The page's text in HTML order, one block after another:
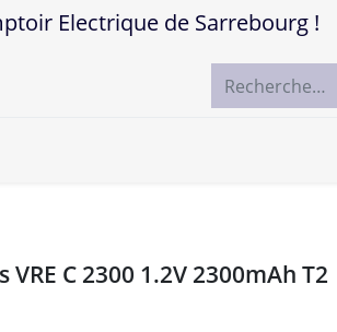
Electrique de Sarrebourg !
C 2300 1.2V 2300mAh T2